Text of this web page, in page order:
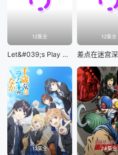
12集全
Let&#039;s Play 充满挑战的人生
12集全
13集全 24集全